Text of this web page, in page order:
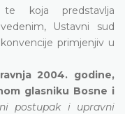
koja predstavlja
Ustavni sud
primjenjiv u
2004. godine,
glasniku Bosne i
postupak i upravni